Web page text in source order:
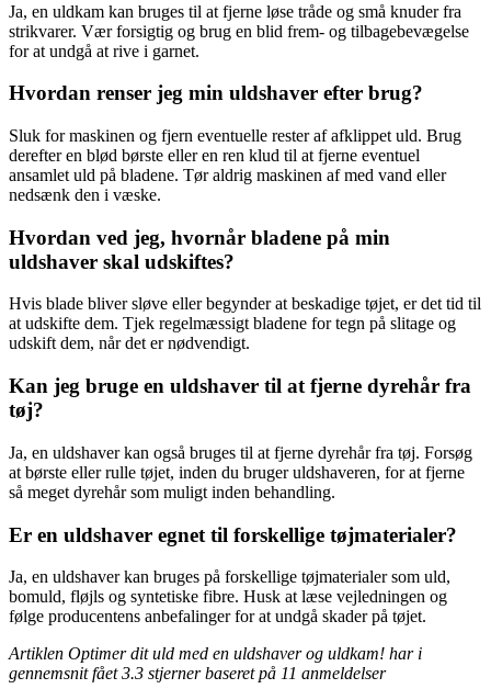
Ja, en uldkam kan bruges til at fjerne løse tråde og små knuder fra
strikvarer. Vær forsigtig og brug en blid frem- og tilbagebevægelse
for at undgå at rive i garnet.
Hvordan renser jeg min uldshaver efter brug?
Sluk for maskinen og fjern eventuelle rester af afklippet uld. Brug
derefter en blød børste eller en ren klud til at fjerne eventuel
ansamlet uld på bladene. Tør aldrig maskinen af med vand eller
nedsænk den i væske.
Hvordan ved jeg, hvornår bladene på min
uldshaver skal udskiftes?
Hvis blade bliver sløve eller begynder at beskadige tøjet, er det tid til
at udskifte dem. Tjek regelmæssigt bladene for tegn på slitage og
udskift dem, når det er nødvendigt.
Kan jeg bruge en uldshaver til at fjerne dyrehår fra
tøj?
Ja, en uldshaver kan også bruges til at fjerne dyrehår fra tøj. Forsøg
at børste eller rulle tøjet, inden du bruger uldshaveren, for at fjerne
så meget dyrehår som muligt inden behandling.
Er en uldshaver egnet til forskellige tøjmaterialer?
Ja, en uldshaver kan bruges på forskellige tøjmaterialer som uld,
bomuld, fløjls og syntetiske fibre. Husk at læse vejledningen og
følge producentens anbefalinger for at undgå skader på tøjet.
Artiklen Optimer dit uld med en uldshaver og uldkam! har i
gennemsnit fået3.3 stjerner baseret på 11 anmeldelser